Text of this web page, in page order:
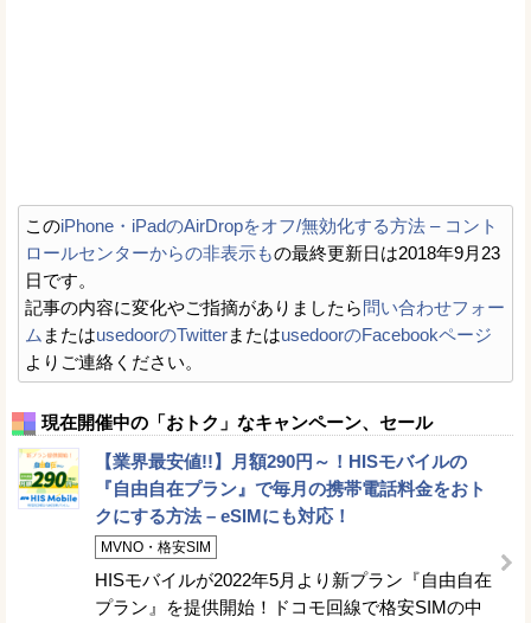
このiPhone・iPadのAirDropをオフ/無効化する方法 – コント
ロールセンターからの非表示もの最終更新日は2018年9月23
日です。
記事の内容に変化やご指摘がありましたら問い合わせフォー
ム またはusedoorのTwitterまたはusedoorのFacebookページ
よりご連絡ください。
現在開催中の「おトク」なキャンペーン、セール
【業界最安値!!】月額290円～！HISモバイルの
『自由自在プラン』で毎月の携帯電話料金をおト
クにする方法 – eSIMにも対応！
MVNO・格安SIM
HISモバイルが2022年5月より新プラン『自由自在
プラン』を提供開始！ドコモ回線で格安SIMの中